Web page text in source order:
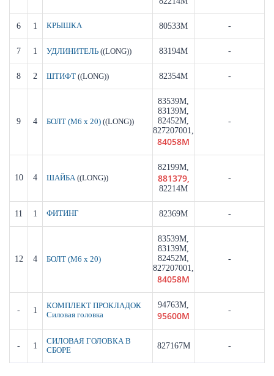
6 1 КРЫШКА 80533M -
7 1 УДЛИНИТЕЛЬ ((LONG)) 83194M -
8 2 ШТИФТ ((LONG)) 82354M -
9 4 БОЛТ (M6 x 20) ((LONG))
83539M,
83139M,
82452M,
827207001,
84058M
-
10 4 ШАЙБА ((LONG))
82199M,
881379,
82214M
-
11 1 ФИТИНГ 82369M -
12 4 БОЛТ (M6 x 20)
83539M,
83139M,
82452M,
827207001,
84058M
-
- 1
КОМПЛЕКТ ПРОКЛАДОК
Силовая головка
94763M,
95600M -
- 1
СИЛОВАЯ ГОЛОВКА В
СБОРЕ
827167M -